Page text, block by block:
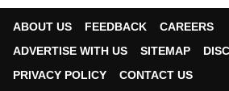
ABOUT US FEEDBACK
CAREERS
ADVERTISE WITH US
SITEMAP
PRIVACY POLICY
CONTACT US